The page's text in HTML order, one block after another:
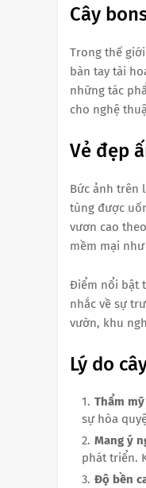
Cây
Trong thế
bàn tay tài
những tác
cho nghệ
Vẻ đẹp
Bức ảnh trên
tùng được
vươn cao
mềm mại
Điểm nổi bật
nhắc về sự
vườn, khu
Lý do
Thẩm
sự hòa
Mang ý
phát triển.
Độ bền